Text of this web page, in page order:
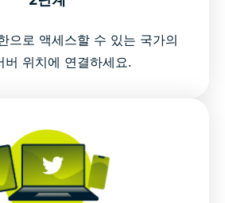
으로 액세스할 수 있는 국가의
버 위치에 연결하세요.